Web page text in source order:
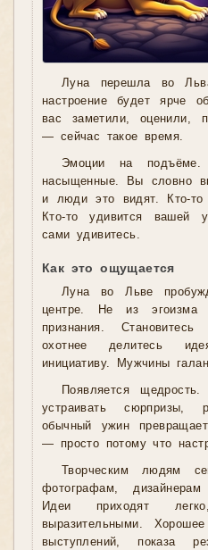
Луна перешла во
настроение будет ярче
вас заметили, оценили,
— сейчас такое время.
Эмоции на подъёме.
насыщенные. Вы словно
и люди это видят. Кто-
Кто-то удивится вашей
сами удивитесь.
Как это ощущается
Луна во Льве
центре. Не из
признания.
охотнее делитесь
инициативу. Мужчины
Появляется
устраивать сюрпризы,
обычный ужин
— просто потому что
Творческим людям
фотографам,
Идеи приходят
выразительными.
выступлений, показа